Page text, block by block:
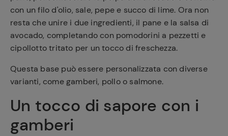
con un filo d'olio, sale, pepe e succo di lime. Ora non
resta che unire i due ingredienti, il pane e la salsa di
avocado, completando con pomodorini a pezzetti e
cipollotto tritato per un tocco di freschezza.
Questa base può essere personalizzata con diverse
varianti, come gamberi, pollo o salmone.
Un tocco di sapore con i
gamberi